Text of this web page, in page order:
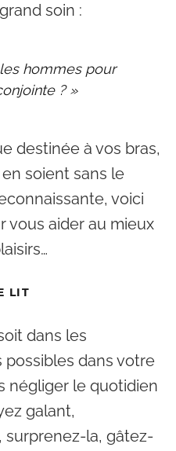
soin :
hommes pour
? »
destinée à vos bras,
soient sans le
voici
vous aider au mieux
LIT
dans les
dans votre
négliger le quotidien
galant,
surprenez-la, gâtez-